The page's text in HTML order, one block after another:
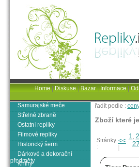
řadit podle :
Zboží které
Stránky
:
<<
1, 2
27
Samurajské meče
Střelné zbraně
Ostatní repliky
Filmové repliky
Historický šerm
Dárkové a dekorační
předměty
Knihy
Home|Diskuse|Bazar|Informace|